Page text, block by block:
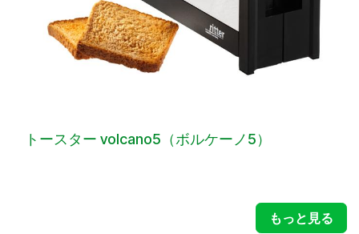
トースター volcano5（ボルケーノ5）
もっと見る